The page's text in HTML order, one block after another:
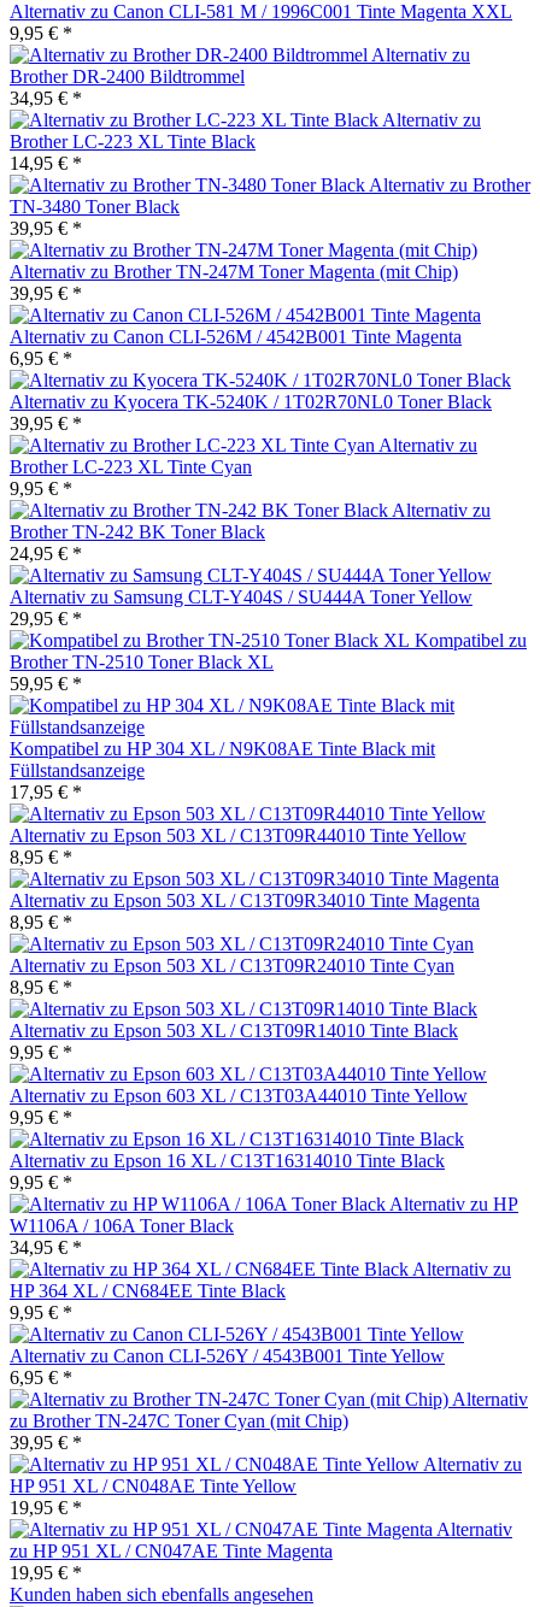
Alternativ zu Canon CLI-581 M / 1996C001 Tinte Magenta XXL
9,95 € *
Alternativ zu
Brother DR-2400 Bildtrommel
34,95 € *
Alternativ zu
Brother LC-223 XL Tinte Black
14,95 € *
Alternativ zu Brother
TN-3480 Toner Black
39,95 € *
Alternativ zu Brother TN-247M Toner Magenta (mit Chip)
39,95 € *
Alternativ zu Canon CLI-526M / 4542B001 Tinte Magenta
6,95 € *
Alternativ zu Kyocera TK-5240K / 1T02R70NL0 Toner Black
39,95 € *
Alternativ zu
Brother LC-223 XL Tinte Cyan
9,95 € *
Alternativ zu
Brother TN-242 BK Toner Black
24,95 € *
Alternativ zu Samsung CLT-Y404S / SU444A Toner Yellow
29,95 € *
Kompatibel zu
Brother TN-2510 Toner Black XL
59,95 € *
Kompatibel zu HP 304 XL / N9K08AE Tinte Black mit
Füllstandsanzeige
17,95 € *
Alternativ zu Epson 503 XL / C13T09R44010 Tinte Yellow
8,95 € *
Alternativ zu Epson 503 XL / C13T09R34010 Tinte Magenta
8,95 € *
Alternativ zu Epson 503 XL / C13T09R24010 Tinte Cyan
8,95 € *
Alternativ zu Epson 503 XL / C13T09R14010 Tinte Black
9,95 € *
Alternativ zu Epson 603 XL / C13T03A44010 Tinte Yellow
9,95 € *
Alternativ zu Epson 16 XL / C13T16314010 Tinte Black
9,95 € *
Alternativ zu HP
W1106A / 106A Toner Black
34,95 € *
Alternativ zu
HP 364 XL / CN684EE Tinte Black
9,95 € *
Alternativ zu Canon CLI-526Y / 4543B001 Tinte Yellow
6,95 € *
Alternativ
zu Brother TN-247C Toner Cyan (mit Chip)
39,95 € *
Alternativ zu
HP 951 XL / CN048AE Tinte Yellow
19,95 € *
Alternativ
zu HP 951 XL / CN047AE Tinte Magenta
19,95 € *
Kunden haben sich ebenfalls angesehen